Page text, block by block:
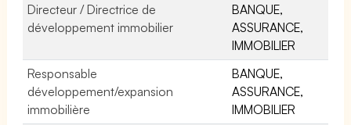
Directeur / Directrice de
développement immobilier
BANQUE,
ASSURANCE,
IMMOBILIER
Responsable
développement/expansion
immobilière
BANQUE,
ASSURANCE,
IMMOBILIER